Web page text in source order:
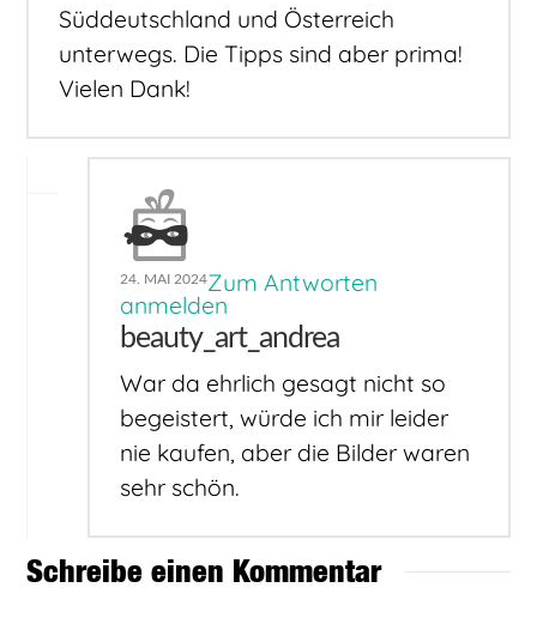
Süddeutschland und Österreich
unterwegs. Die Tipps sind aber prima!
Vielen Dank!
24. MAI 2024Zum Antworten
anmelden
beauty_art_andrea
War da ehrlich gesagt nicht so
begeistert, würde ich mir leider
nie kaufen, aber die Bilder waren
sehr schön.
Schreibe einen Kommentar